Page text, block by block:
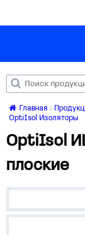
Главная
OptiIsol Изоляторы
OptiIsol
плоские